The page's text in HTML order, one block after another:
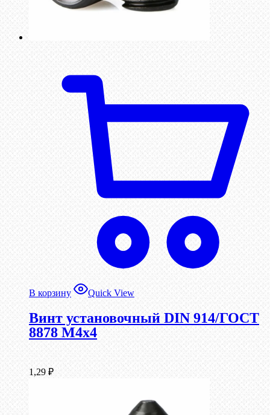
В корзину Quick View
Винт установочный DIN 914/ГОСТ
8878 M4x4
1,29 ₽